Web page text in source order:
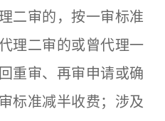
二审的，按一审标准
理二审的或曾代理一
重审、再审申请或确
标准减半收费；涉及